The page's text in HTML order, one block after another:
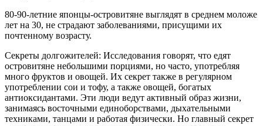
80-90-летние японцы-островитяне выглядят в среднем моложе
лет на 30, не страдают заболеваниями, присущими их
почтенному возрасту.
Секреты долгожителей: Исследования говорят, что едят
островитяне небольшими порциями, но часто, употребляя
много фруктов и овощей. Их секрет также в регулярном
употреблении сои и тофу, а также овощей, богатых
антиоксидантами. Эти люди ведут активный образ жизни,
занимаясь восточными единоборствами, дыхательными
техниками, танцами и работая физически. Но главный секрет